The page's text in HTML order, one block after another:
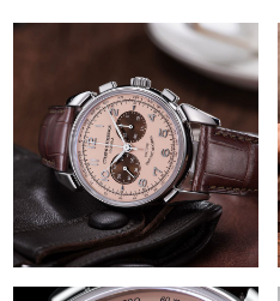
お問い